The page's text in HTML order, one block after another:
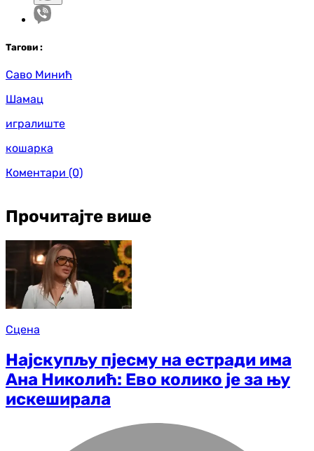
Тагови :
Саво Минић
Шамац
игралиште
кошарка
Коментари (0)
Прочитајте више
Сцена
Најскупљу пјесму на естради има
Ана Николић: Ево колико је за њу
искеширала